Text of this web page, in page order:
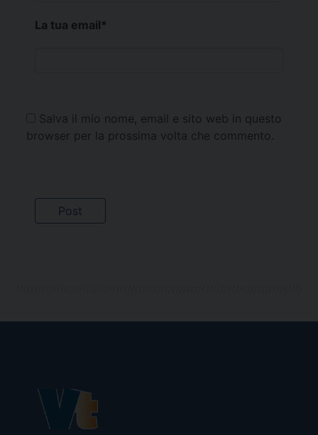
La tua email*
Salva il mio nome, email e sito web in questo
browser per la prossima volta che commento.